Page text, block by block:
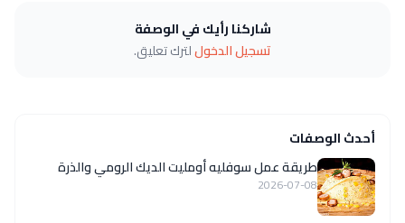
شاركنا رأيك في الوصفة
تسجيل الدخوللترك تعليق.
أحدث الوصفات
طريقة عمل سوفليه أومليت الديك الرومي والذرة
2026-07-08